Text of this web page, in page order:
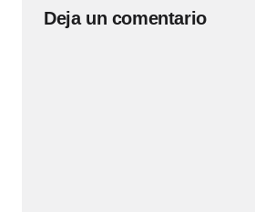
Deja un comentario